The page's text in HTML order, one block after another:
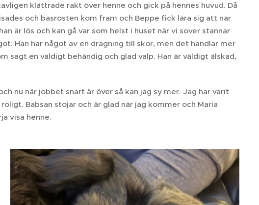
klättrade rakt över henne och gick på hennes huvud. Då
och basrösten kom fram och Beppe fick lära sig att när
är lös och kan gå var som helst i huset när vi sover stannar
Han har något av en dragning till skor, men det handlar mer
sagt en väldigt behändig och glad valp. Han är väldigt älskad,
nu när jobbet snart är över så kan jag sy mer. Jag har varit
Babsan stojar och är glad när jag kommer och Maria
visa henne.